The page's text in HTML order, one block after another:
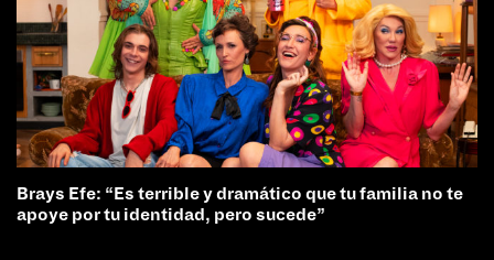
Brays Efe: “Es terrible y dramático que tu familia no te
apoye por tu identidad, pero sucede”